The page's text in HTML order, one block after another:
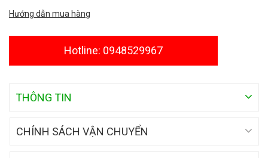
Hướng dẫn mua hàng
Hotline: 0948529967
THÔNG TIN
CHÍNH SÁCH VẬN CHUYỂN